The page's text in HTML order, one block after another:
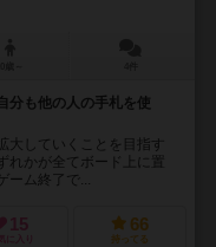
分も他の人の手札を使
していくことを目指す
れかが全てボード上に置
ーム終了で...
15
に入り
66
持ってる